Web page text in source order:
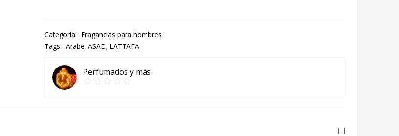
Categoría: Fragancias para hombres
Tags: Arabe ASAD LATTAFA
Perfumados y más